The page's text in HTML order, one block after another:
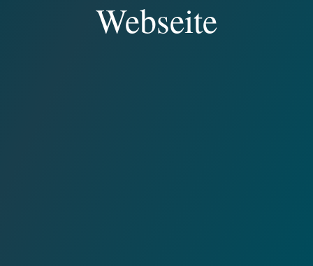
Webseite